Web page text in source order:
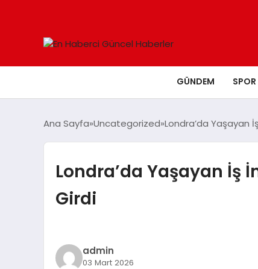
GÜNDEM SPOR
Ana Sayfa Uncategorized Londra’da Yaşayan
Londra’da Yaşayan İş
Girdi
admin
03 Mart 2026